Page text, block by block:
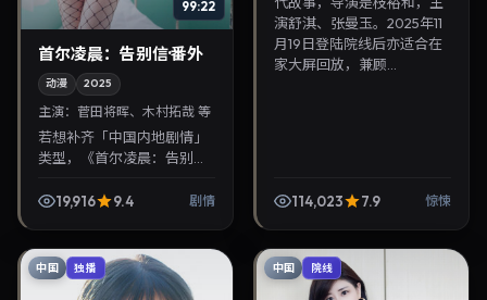
99:22
首尔凌晨：告别信·番外
动漫 2025
主演： 菅田将晖、木村拓哉 等
若想补齐「中国内地剧情」
类型，《首尔凌晨：告别信·
演，菅田将晖、木村拓哉主
19,916 9.4 剧情
演舒淇、张曼玉。2025年11
月19日登陆院线后亦适合在
家大屏回放，兼顾...
114,023 7.9 惊悚
中国 独播 中国 院线